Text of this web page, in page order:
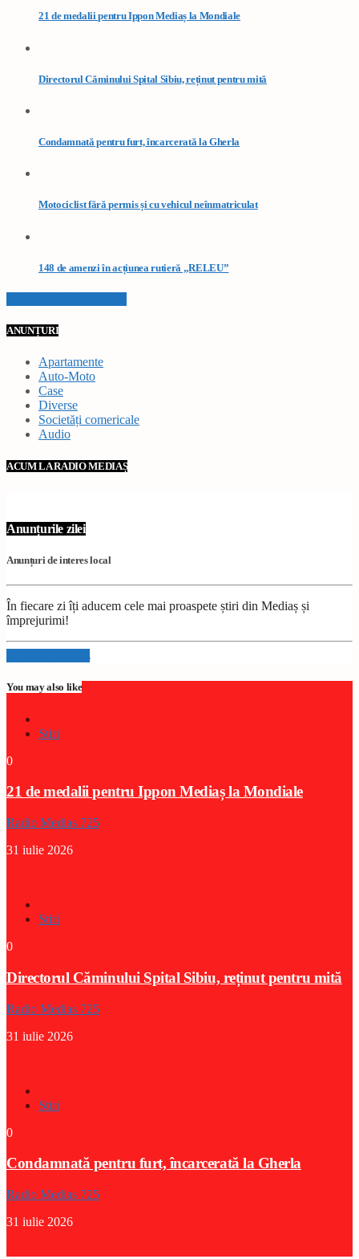
21 de medalii pentru Ippon Mediaș la Mondiale
Directorul Căminului Spital Sibiu, reținut pentru mită
Condamnată pentru furt, încarcerată la Gherla
Motociclist fără permis și cu vehicul neînmatriculat
148 de amenzi în acțiunea rutieră „RELEU”
ANUNȚURI
Apartamente
Auto-Moto
Case
Diverse
Societăți comericale
Audio
ACUM LA RADIO MEDIAȘ
Anunțurile zilei
Anunțuri de interes local
În fiecare zi îți aducem cele mai proaspete știri din Mediaș și
împrejurimi!
Info and episodes
You may also like
Stiri
0
21 de medalii pentru Ippon Mediaș la Mondiale
Radio Medias 725
31 iulie 2026
Stiri
0
Directorul Căminului Spital Sibiu, reținut pentru mită
Radio Medias 725
31 iulie 2026
Stiri
0
Condamnată pentru furt, încarcerată la Gherla
Radio Medias 725
31 iulie 2026